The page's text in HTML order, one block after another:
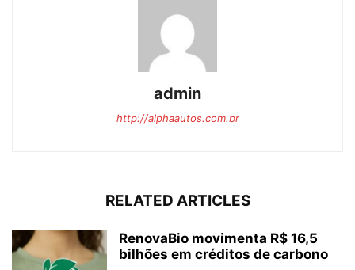
admin
http://alphaautos.com.br
RELATED ARTICLES
RenovaBio movimenta R$ 16,5
bilhões em créditos de carbono